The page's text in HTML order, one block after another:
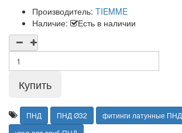
Производитель: TIEMME
Наличие:
Есть в наличии
ПНД ПНД Ø32 фитинги латунные ПНД